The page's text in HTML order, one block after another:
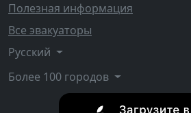
Полезная информация
Все эвакуаторы
Русский
Более 100 городов